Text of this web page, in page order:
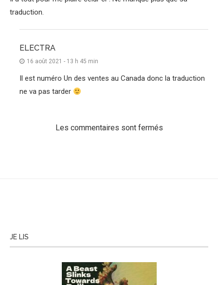
traduction.
ELECTRA
16 août 2021 - 13 h 45 min
Il est numéro Un des ventes au Canada donc la traduction
ne va pas tarder
Les commentaires sont fermés
JE LIS